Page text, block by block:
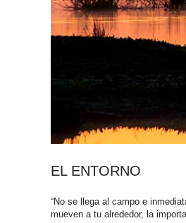
EL ENTORNO
“No se llega al campo e
mueven a tu alrededor, la